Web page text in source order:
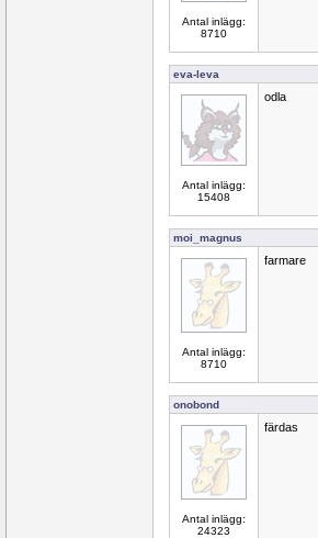
Antal inlägg:
8710
eva-leva
Antal inlägg:
15408
odla
moi_magnus
Antal inlägg:
8710
farmare
onobond
Antal inlägg:
24323
färdas